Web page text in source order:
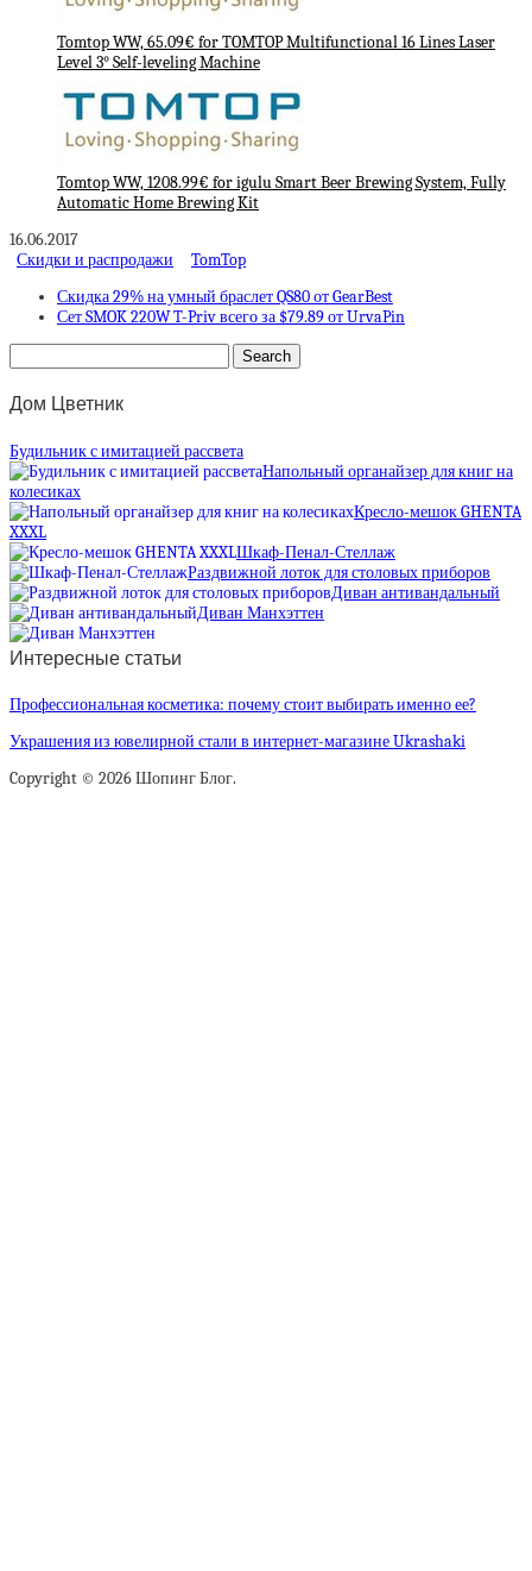
Tomtop WW, 65.09€ for TOMTOP Multifunctional 16 Lines Laser
Level 3° Self-leveling Machine
Tomtop WW, 1208.99€ for igulu Smart Beer Brewing System, Fully
Automatic Home Brewing Kit
16.06.2017
Скидки и распродажи
TomTop
Скидка 29% на умный браслет QS80 от GearBest
Сет SMOK 220W T-Priv всего за $79.89 от UrvaPin
Дом Цветник
Будильник с имитацией рассвета
Напольный органайзер для книг на
колесиках
Кресло-мешок GHENTA
XXXL
Шкаф-Пенал-Стеллаж
Раздвижной лоток для столовых приборов
Диван антивандальный
Диван Манхэттен
Интересные статьи
Профессиональная косметика: почему стоит выбирать именно ее?
Украшения из ювелирной стали в интернет-магазине Ukrashaki
Copyright © 2026 Шопинг Блог.